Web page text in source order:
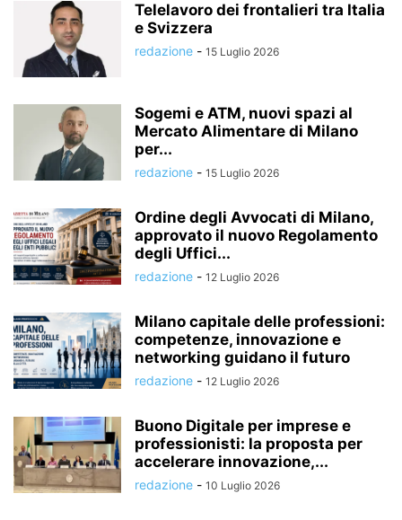
Telelavoro dei frontalieri tra Italia
e Svizzera
redazione - 15 Luglio 2026
Sogemi e ATM, nuovi spazi al
Mercato Alimentare di Milano
per...
redazione - 15 Luglio 2026
Ordine degli Avvocati di Milano,
approvato il nuovo Regolamento
degli Uffici...
redazione - 12 Luglio 2026
Milano capitale delle professioni:
competenze, innovazione e
networking guidano il futuro
redazione - 12 Luglio 2026
Buono Digitale per imprese e
professionisti: la proposta per
accelerare innovazione,...
redazione - 10 Luglio 2026